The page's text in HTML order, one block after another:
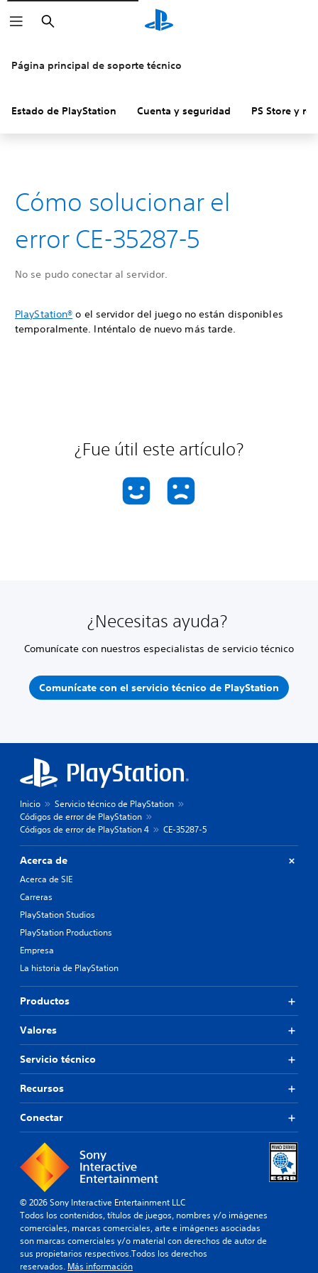
Buscar
Página principal de soporte técnico
Estado de PlayStation Cuenta y seguridad PS Store y
Cómo solucionar el
error CE-35287-5
No se pudo conectar al servidor.
PlayStation® o el servidor del juego no están disponibles
temporalmente. Inténtalo de nuevo más tarde.
¿Fue útil este artículo?
¿Necesitas ayuda?
Comunícate con nuestros especialistas de servicio técnico
Comunícate con el servicio técnico de PlayStation
Inicio
Servicio técnico de PlayStation
Códigos de error de PlayStation
Códigos de error de PlayStation 4
CE-35287-5
Acerca de
Acerca de SIE
Carreras
PlayStation Studios
PlayStation Productions
Empresa
La historia de PlayStation
Productos
Valores
Servicio técnico
Recursos
Conectar
© 2026 Sony Interactive Entertainment LLC
Todos los contenidos, títulos de juegos, nombres y/o imágenes
comerciales, marcas comerciales, arte e imágenes asociadas
son marcas comerciales y/o material con derechos de autor de
sus propietarios respectivos.Todos los derechos
reservados. Más información